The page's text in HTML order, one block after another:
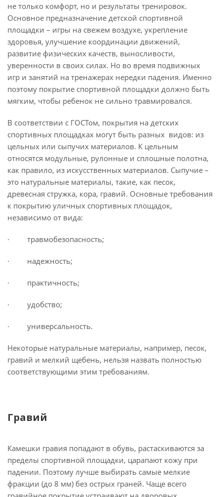
не только комфорт, но и результаты тренировок.
Основное предназначение детской спортивной
площадки – игры на свежем воздухе, укрепление
здоровья, улучшение координации движений,
развитие физических качеств, выносливости,
уверенности в своих силах. Но во время подвижных
игр и занятий на тренажерах нередки падения. Именно
поэтому покрытие спортивной площадки должно быть
мягким, чтобы ребенок не сильно травмировался.
В соответствии с ГОСТом, покрытия на детских
спортивных площадках могут быть разных видов: из
цельных или сыпучих материалов. К цельным
относятся модульные, рулонные и сплошные полотна,
как правило, из искусственных материалов. Сыпучие –
это натуральные материалы, такие, как песок,
древесная стружка, кора, гравий. Основные требования
к покрытию уличных спортивных площадок,
независимо от вида:
· травмобезопасность;
· надежность;
· практичность;
· удобство;
· универсальность.
Некоторые натуральные материалы, например, песок,
гравий и мелкий щебень, нельзя назвать полностью
соответствующими этим требованиям.
Гравий
Камешки гравия попадают в обувь, растаскиваются за
пределы спортивной площадки, царапают кожу при
падении. Поэтому лучше выбирать самые мелкие
фракции (до 8 мм) без острых граней. Чаще всего